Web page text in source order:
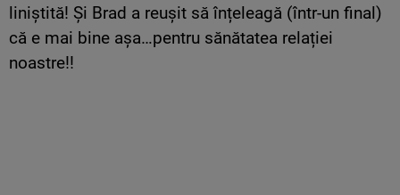
liniștită! Și Brad a reușit să înțeleagă (într-un final)
că e mai bine așa…pentru sănătatea relației
noastre!!